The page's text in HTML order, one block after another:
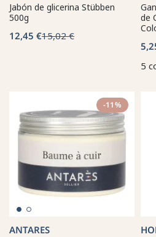
Jabón de glicerina Stübben
500g
12,45 €15,02 €
de
5
-11%
ANTARES